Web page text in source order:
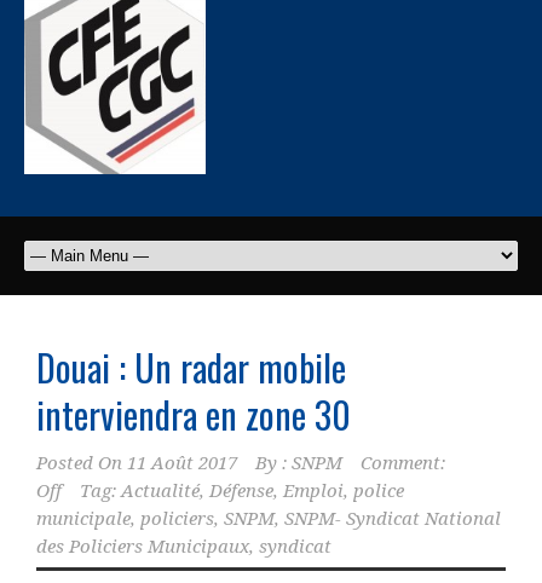
Douai : Un radar mobile
interviendra en zone 30
Posted On 11 Août 2017 By : SNPM
Comment:
Off
Tag:Actualité, Défense, Emploi, police
municipale, policiers, SNPM, SNPM- Syndicat National
des Policiers Municipaux, syndicat